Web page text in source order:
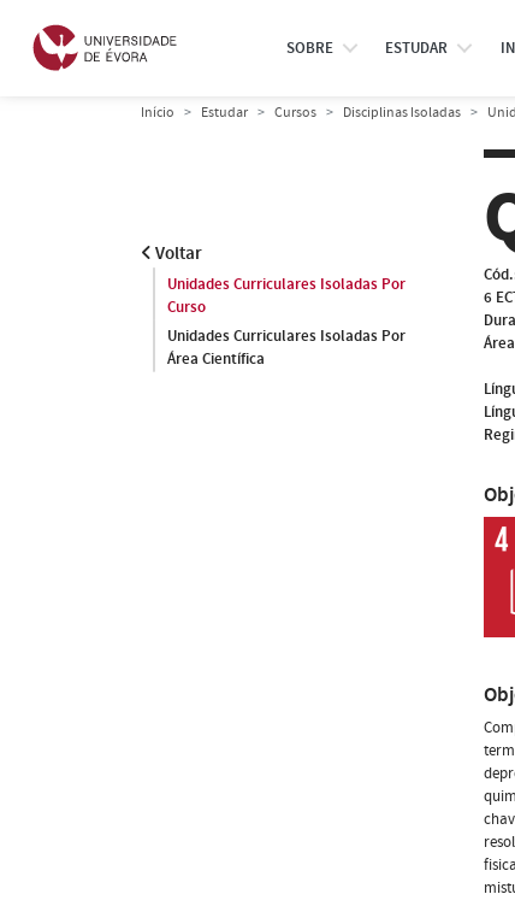
SOBRE ESTUDAR
Início Estudar Cursos Disciplinas Isoladas
Voltar
Unidades Curriculares Isoladas Por
Curso
Unidades Curriculares Isoladas Por
Área Científica
6